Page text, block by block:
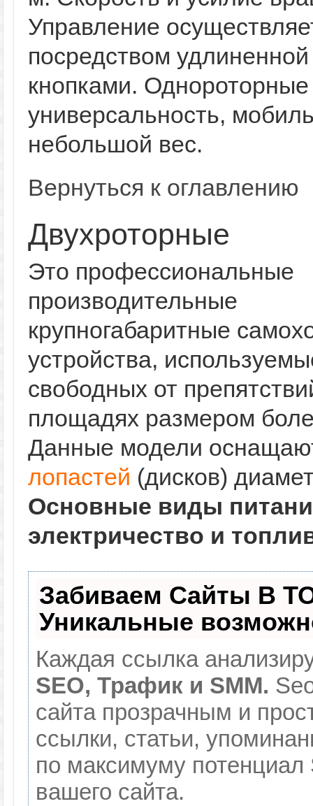
Управление
посредством
кнопками.
универсальность,
небольшой вес.
Вернуться к оглавлению
Двухроторные
Это профессиональные
производительные
крупногабаритные
устройства,
свободных от
площадях размером
Данные модели
лопастей (дисков)
Основные виды
электричество и
Забиваем Сайты В
Уникальные
Каждая ссылка
SEO, Трафик и SMM.
сайта прозрачным и
ссылки, статьи,
по максимуму
вашего сайта.